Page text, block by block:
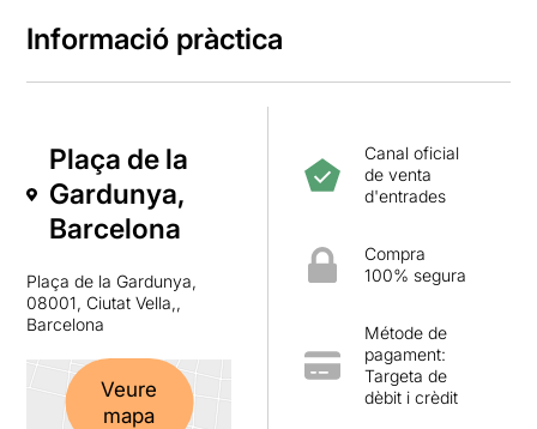
Informació pràctica
Plaça de la
Gardunya,
Barcelona
Plaça de la Gardunya,
08001, Ciutat Vella,,
Barcelona
Veure
mapa
Canal oficial
de venta
d'entrades
Compra
100% segura
Métode de
pagament:
Targeta de
dèbit i crèdit